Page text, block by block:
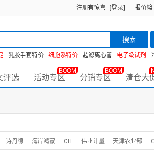
注册有惊喜 [登录] 报价篮
搜索
乳胶手套特价 细胞系特价 超滤离心管 电子级试剂
评选 活动专区
BOOM
分销专区
BOOM
清仓大
诗丹德 海岸鸿蒙 CIL 伟业计量 天津农业部